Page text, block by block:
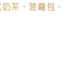
茶、菠蘿包、